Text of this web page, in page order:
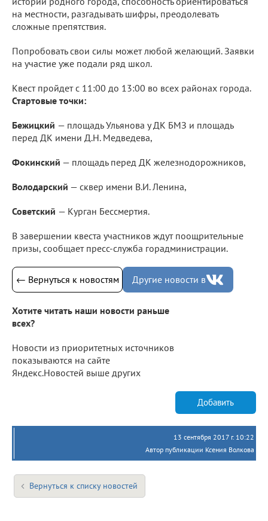
на местности, разгадывать шифры, преодолевать
сложные препятствия.
Попробовать свои силы может любой желающий. Заявки
на участие уже подали ряд школ.
Квест пройдет с 11:00 до 13:00 во всех районах города.
Стартовые точки:
Бежицкий — площадь Ульянова у ДК БМЗ и площадь
перед ДК имени Д.Н. Медведева,
Фокинский — площадь перед ДК железнодорожников,
Володарский — сквер имени В.И. Ленина,
Советский — Курган Бессмертия.
В завершении квеста участников ждут поощрительные
призы, сообщает пресс-служба горадминистрации.
← Вернуться к новостям Другие новости в
Хотите читать наши новости раньше
всех?
Новости из приоритетных источников
показываются на сайте
Яндекс.Новостей выше других
Добавить
13 сентября 2017 г. 10:22
Автор публикации Ксения Волкова
Вернуться к списку новостей